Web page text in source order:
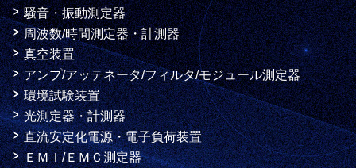
騒音・振動測定器
周波数/時間測定器・計測器
真空装置
アンプ/アッテネータ/フィルタ/モジュール測定器
環境試験装置
光測定器・計測器
直流安定化電源・電子負荷装置
ＥＭＩ/ＥＭＣ測定器